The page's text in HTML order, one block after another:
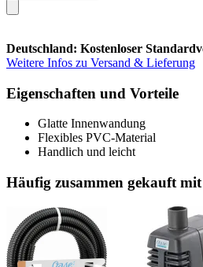
Deutschland: Kostenloser
Weitere Infos zu Versand & Lieferung
Eigenschaften und Vorteile
Glatte Innenwandung
Flexibles PVC-Material
Handlich und leicht
Häufig zusammen gekauft